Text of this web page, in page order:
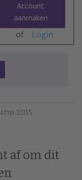
Account
aanmaken
of Login
2015
af om dit